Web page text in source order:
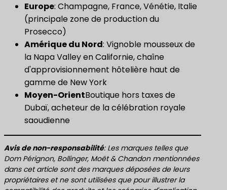
​Europe​: Champagne, France, Vénétie, Italie
(principale zone de production du
Prosecco)
​Amérique du Nord​: Vignoble mousseux de
la Napa Valley en Californie, chaîne
d'approvisionnement hôtelière haut de
gamme de New York
Moyen-OrientBoutique hors taxes de
Dubaï, acheteur de la célébration royale
saoudienne
Avis de non-responsabilité: Les marques telles que
Dom Pérignon, Bollinger, Moët & Chandon mentionnées
dans cet article sont des marques déposées de leurs
propriétaires et ne sont utilisées que pour illustrer la